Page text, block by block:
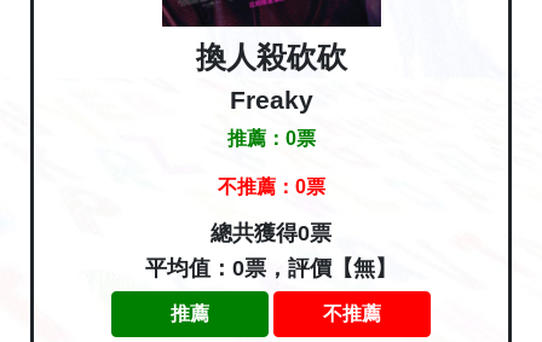
換人殺砍砍
Freaky
推薦： 0票
不推薦： 0票
總共獲得0票
平均值：0票，評價【無】
推薦 不推薦